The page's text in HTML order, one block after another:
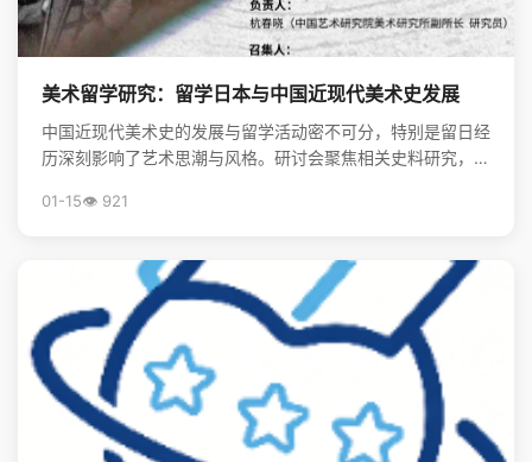
美术留学研究：留学日本与中国近现代美术史发展
中国近现代美术史的发展与留学活动密不可分，特别是留日经
历深刻影响了艺术思潮与风格。研讨会聚焦相关史料研究，揭
01-15👁️ 921